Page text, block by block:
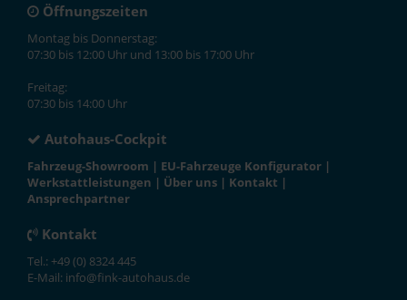
Öffnungszeiten
Montag bis Donnerstag:
07:30 bis 12:00 Uhr und 13:00 bis 17:00 Uhr
Freitag:
07:30 bis 14:00 Uhr
Autohaus-Cockpit
Fahrzeug-Showroom | EU-Fahrzeuge Konfigurator |
Werkstattleistungen | Über uns | Kontakt |
Ansprechpartner
Kontakt
Tel.: +49 (0) 8324 445
E-Mail: info@fink-autohaus.de